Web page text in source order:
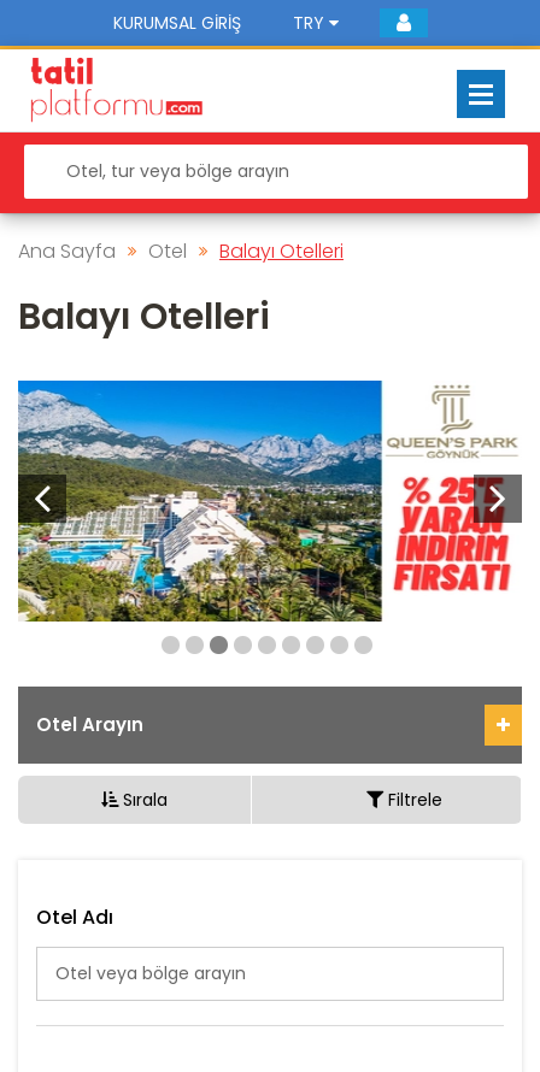
KURUMSAL GIRIŞ TRY
Ana Sayfa Otel Balayı Otelleri
Balayı Otelleri
Otel Arayın
Sırala Filtrele
Otel Adı